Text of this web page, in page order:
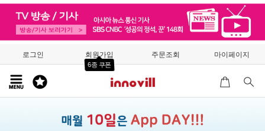
로그인 회원가입
6종 쿠폰
주문조회 마이페이지